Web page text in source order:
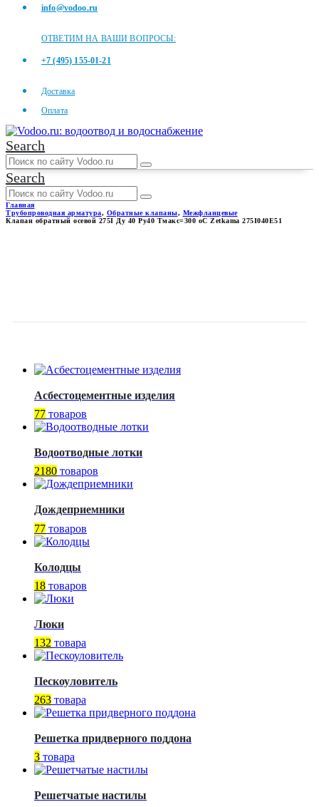
info@vodoo.ru
ОТВЕТИМ НА ВАШИ ВОПРОСЫ:
+7 (495) 155-01-21
Доставка
Оплата
Search
Search
Главная
Трубопроводная арматура, Обратные клапаны, Межфланцевые
Клапан обратный осевой 275I Ду 40 Ру40 Тмакс=300 оС Zetkama 275I040E51
Асбестоцементные изделия
77 товаров
Водоотводные лотки
2180 товаров
Дождеприемники
77 товаров
Колодцы
18 товаров
Люки
132 товара
Пескоуловитель
263 товара
Решетка придверного поддона
3 товара
Решетчатые настилы